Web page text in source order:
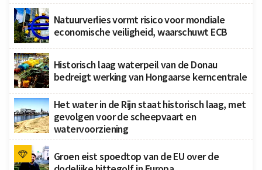
Natuurverlies vormt risico voor mondiale
economische veiligheid, waarschuwt ECB
Historisch laag waterpeil van de Donau
bedreigt werking van Hongaarse kerncentrale
Het water in de Rijn staat historisch laag, met
gevolgen voor de scheepvaart en
watervoorziening
Groen eist spoedtop van de EU over de